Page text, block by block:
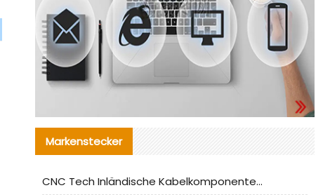
Markenstecker
CNC Tech Inländische Kabelkomponentenbewertung und Massenproduktionsanpassungsanleitung